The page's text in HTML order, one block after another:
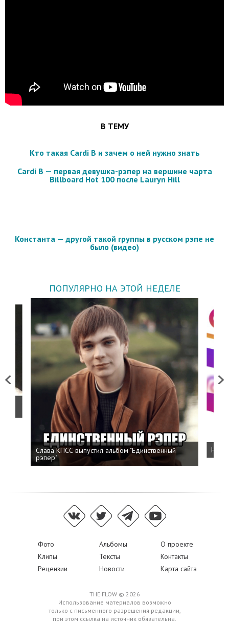
В ТЕМУ
Кто такая Cardi B и зачем о ней нужно знать
Cardi B — первая девушка-рэпер на вершине чарта
Billboard Hot 100 после Lauryn Hill
Константа — другой такой группы в русском рэпе не
было (видео)
ПОПУЛЯРНО НА ЭТОЙ НЕДЕЛЕ
Previous
Слава КПСС выпустил альбом "Единственный
рэпер"
Next
Фото Альбомы
О проекте
Клипы
Тексты
Контакты
Рецензии
Новости Карта сайта
THE FLOW © 2026
Использование материалов возможно
только с письменного разрешения редакции,
при этом ссылка на источник обязательна.